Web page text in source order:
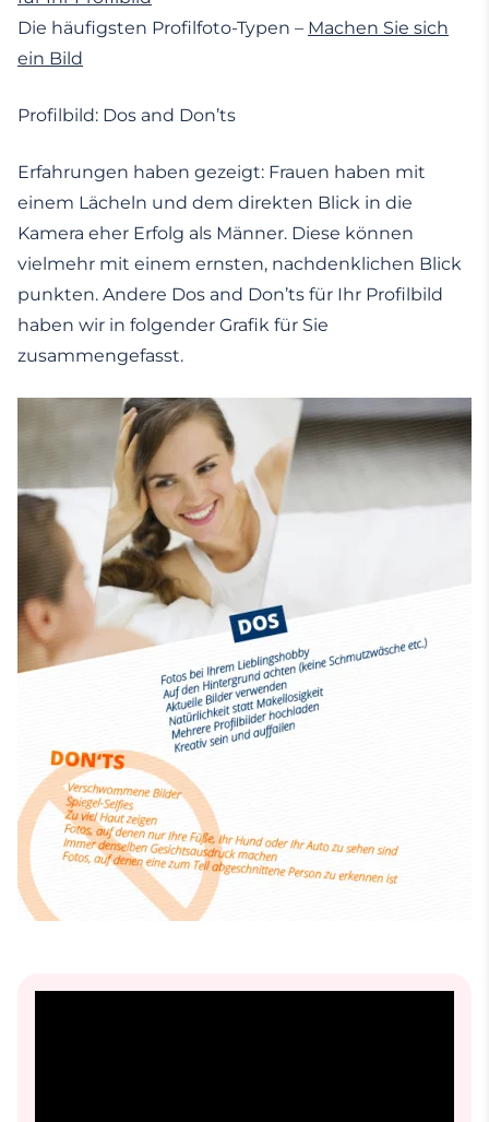
Die häufigsten Profilfoto-Typen – Machen Sie sich
ein Bild
Profilbild: Dos and Don’ts
Erfahrungen haben gezeigt: Frauen haben mit
einem Lächeln und dem direkten Blick in die
Kamera eher Erfolg als Männer. Diese können
vielmehr mit einem ernsten, nachdenklichen Blick
punkten. Andere Dos and Don’ts für Ihr Profilbild
haben wir in folgender Grafik für Sie
zusammengefasst.